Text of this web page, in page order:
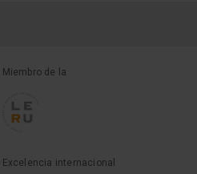
Miembro de la
Excelencia internacional